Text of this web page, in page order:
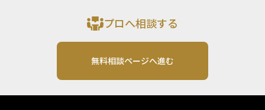
プロへ相談する
無料相談ページへ進む